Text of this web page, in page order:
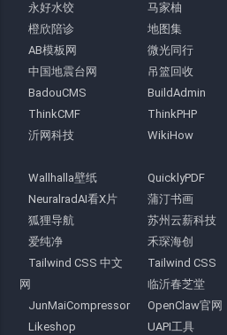
永好水饺
马家柚
橙欣陪诊
地图集
AB模板网
微光同行
中国地震台网
吊篮回收
BadouCMS
BuildAdmin
ThinkCMF
ThinkPHP
沂网科技
WikiHow
Wallhalla壁纸
QuicklyPDF
NeuralradAI看X片
蒲汀书画
狐狸导航
苏州云薪科技
爱纯净
禾琛海创
Tailwind CSS 中文
网
Tailwind CSS
临沂春芝堂
JunMaiCompressor
OpenClaw官网
Likeshop
UAPI工具